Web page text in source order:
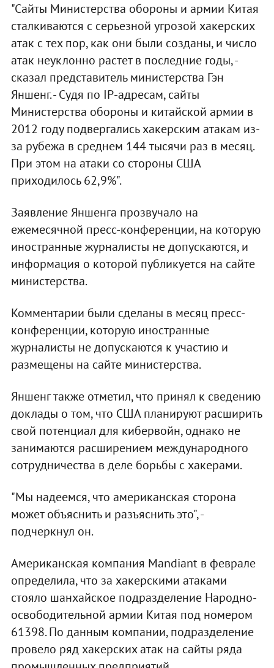
"Сайты Министерства обороны и армии Китая
сталкиваются с серьезной угрозой хакерских
атак с тех пор, как они были созданы, и число
атак неуклонно растет в последние годы, -
сказал представитель министерства Гэн
Яншенг. - Судя по IP-адресам, сайты
Министерства обороны и китайской армии в
2012 году подвергались хакерским атакам из-
за рубежа в среднем 144 тысячи раз в месяц.
При этом на атаки со стороны США
приходилось 62,9%".
Заявление Яншенга прозвучало на
ежемесячной пресс-конференции, на которую
иностранные журналисты не допускаются, и
информация о которой публикуется на сайте
министерства.
Комментарии были сделаны в месяц пресс-
конференции, которую иностранные
журналисты не допускаются к участию и
размещены на сайте министерства.
Яншенг также отметил, что принял к сведению
доклады о том, что США планируют расширить
свой потенциал для кибервойн, однако не
занимаются расширением международного
сотрудничества в деле борьбы с хакерами.
"Мы надеемся, что американская сторона
может объяснить и разъяснить это", -
подчеркнул он.
Американская компания Mandiant в феврале
определила, что за хакерскими атаками
стояло шанхайское подразделение Народно-
освободительной армии Китая под номером
61398. По данным компании, подразделение
провело ряд хакерских атак на сайты ряда